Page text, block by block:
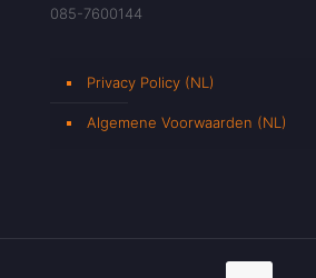
085-7600144
Privacy Policy (NL)
Algemene Voorwaarden (NL)